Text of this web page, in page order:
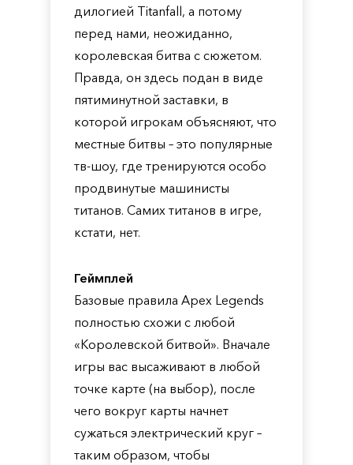
дилогией Titanfall, а потому
перед нами, неожиданно,
королевская битва с сюжетом.
Правда, он здесь подан в виде
пятиминутной заставки, в
которой игрокам объясняют, что
местные битвы – это популярные
тв-шоу, где тренируются особо
продвинутые машинисты
титанов. Самих титанов в игре,
кстати, нет.
Геймплей
Базовые правила Apex Legends
полностью схожи с любой
«Королевской битвой». Вначале
игры вас высаживают в любой
точке карте (на выбор), после
чего вокруг карты начнет
сужаться электрический круг –
таким образом, чтобы